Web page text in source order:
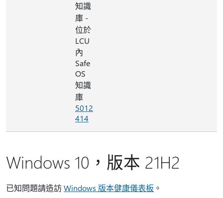
知識
庫 -
位於
LCU
內
Safe
OS
知識
庫
5012
414
Windows 10，版本 21H2
已知問題請造訪Windows 版本健康儀表板 。